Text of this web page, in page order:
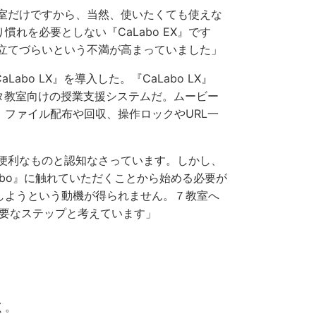
けですから、当然、使いたくても使えな
れを必要としない『CaLabo EX』です
づらいという不満が高まっていました」
LX』を導入した。『CaLabo LX』
室向けの授業支援システムだ。ムービー
ァイル配布や回収、操作ロックやURL一
なものと認知なさっています。しかし、
』に触れていただくことから始める必要が
うという動機が得られません。７教室へ
ステップと考えています」